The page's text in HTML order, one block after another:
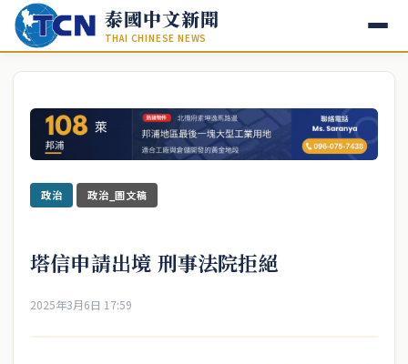
泰國中文新聞
THAI CHINESE NEWS
政治 政治_圖文稿
塔信申請出境 刑事法院拒絕
2025年3月6日 17:59